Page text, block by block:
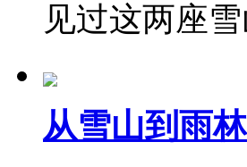
见过这两座
从雪山到雨林